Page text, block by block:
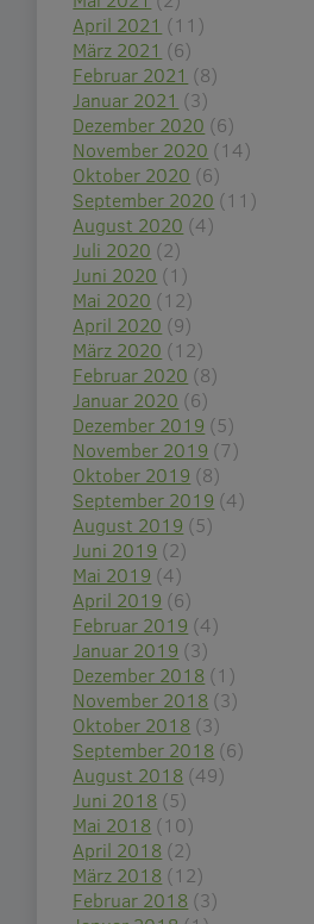
April 2021 (11)
März 2021 (6)
Februar 2021 (8)
Januar 2021 (3)
Dezember 2020 (6)
November 2020 (14)
Oktober 2020 (6)
September 2020 (11)
August 2020 (4)
Juli 2020 (2)
Juni 2020 (1)
Mai 2020 (12)
April 2020 (9)
März 2020 (12)
Februar 2020 (8)
Januar 2020 (6)
Dezember 2019 (5)
November 2019 (7)
Oktober 2019 (8)
September 2019 (4)
August 2019 (5)
Juni 2019 (2)
Mai 2019 (4)
April 2019 (6)
Februar 2019 (4)
Januar 2019 (3)
Dezember 2018 (1)
November 2018 (3)
Oktober 2018 (3)
September 2018 (6)
August 2018 (49)
Juni 2018 (5)
Mai 2018 (10)
April 2018 (2)
März 2018 (12)
Februar 2018 (3)